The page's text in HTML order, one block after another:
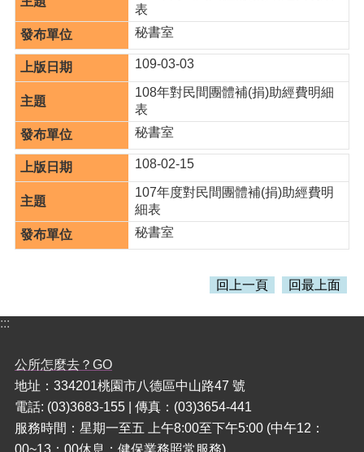
訊
機
關
通
錄
相
關
資
活
動
報
首
網
站
導
表
秘書室
109-03-03
108年對民間團體補(捐)助經費明細
表
秘書室
108-02-15
107年度對民間團體補(捐)助經費明
細表
秘書室
回上一頁 回最上面
:::
公所怎麼去？GO
地址：334201桃園市八德區中山路47 號
電話: (03)3683-155 | 傳真：(03)3654-441
服務時間：星期一至五 上午8:00至下午5:00 (中午12：
00~13：00休息；健保業務照常服務)